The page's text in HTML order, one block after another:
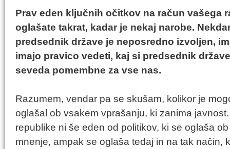
Prav eden ključnih očitkov na račun vašega
oglašate takrat, kadar je nekaj narobe.
predsednik države je neposredno izvoljen,
imajo pravico vedeti, kaj si predsednik
seveda pomembne za vse nas.
Razumem, vendar pa se skušam, kolikor je
oglašal ob vsakem vprašanju, ki zanima
republike ni še eden od politikov, ki se oglaša
mnenje, ampak se oglaša tedaj in na tak način,